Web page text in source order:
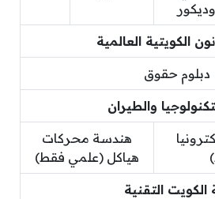
وديكور
الكويتية العالمية
دبلوم حقوق
والطيران
هندسة محركات
هياكل (علمي فقط)
الكويت التقنية